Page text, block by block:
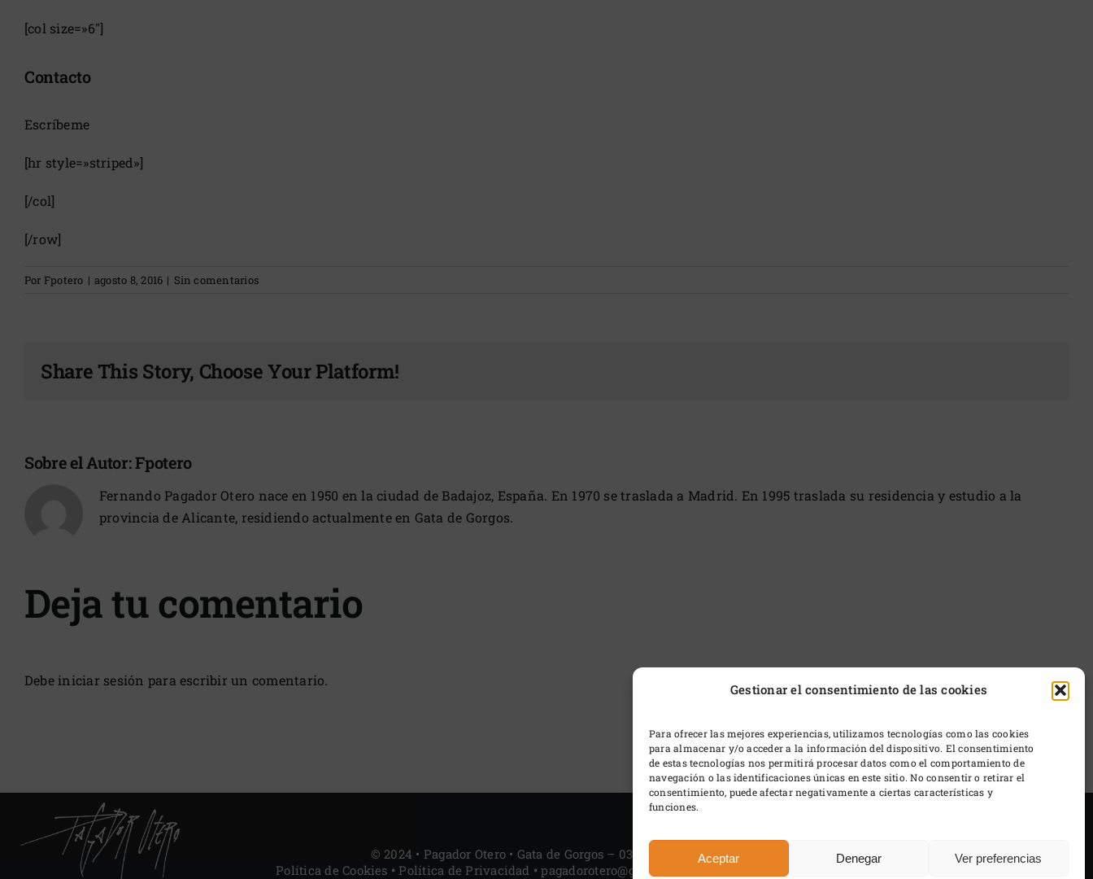
Gestionar el consentimiento de las cookies
Para ofrecer las mejores experiencias, utilizamos tecnologías como las cookies
para almacenar y/o acceder a la información del dispositivo. El consentimiento
de estas tecnologías nos permitirá procesar datos como el comportamiento de
navegación o las identificaciones únicas en este sitio. No consentir o retirar el
consentimiento, puede afectar negativamente a ciertas características y
funciones.
Aceptar Denegar Ver preferencias
[col size=»6″]
Contacto
Escríbeme
[hr style=»striped»]
[/col]
[/row]
Por Fpotero | agosto 8, 2016 | Sin comentarios
Share This Story, Choose Your Platform!
Sobre el Autor:Fpotero
Fernando Pagador Otero nace en 1950 en la ciudad de Badajoz, España. En 1970 se traslada a Madrid. En 1995 traslada su residencia y estudio a la
provincia de Alicante, residiendo actualmente en Gata de Gorgos.
Deja tu comentario
Debe iniciar sesión para escribir un comentario.
© 2024 • Pagador Otero • Gata de Gorgos – 03740 ALICANTE
Política de Cookies • Política de Privacidad • pagadorotero@gmail.com Diseño Javi Lavado